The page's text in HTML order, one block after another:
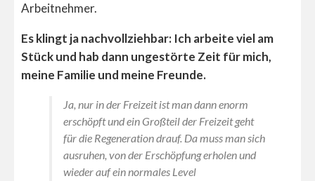
Arbeitnehmer.
Es klingt ja nachvollziehbar: Ich arbeite viel am
Stück und hab dann ungestörte Zeit für mich,
meine Familie und meine Freunde.
Ja, nur in der Freizeit ist man dann enorm
erschöpft und ein Großteil der Freizeit geht
für die Regeneration drauf. Da muss man sich
ausruhen, von der Erschöpfung erholen und
wieder auf ein normales Level